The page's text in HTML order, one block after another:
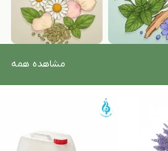
مشاهده همه